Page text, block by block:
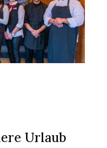
Urlaub